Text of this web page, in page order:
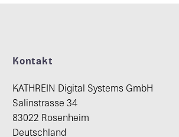
Kontakt
KATHREIN Digital Systems GmbH
Salinstrasse 34
83022 Rosenheim
Deutschland